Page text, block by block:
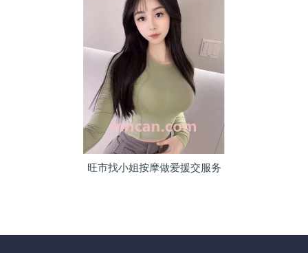
旺市找小姐按摩做爱援交服务